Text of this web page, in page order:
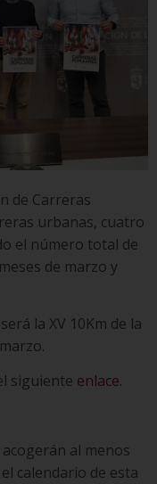
de Carreras
urbanas, cuatro
el número total de
de marzo y
la XV 10Km de la
siguiente enlace.
al menos
calendario de esta